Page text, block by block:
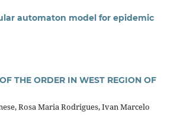
automaton model for epidemic
THE ORDER IN WEST REGION OF
Rosa Maria Rodrigues, Ivan Marcelo